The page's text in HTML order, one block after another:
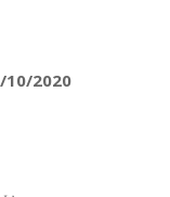
10/2020